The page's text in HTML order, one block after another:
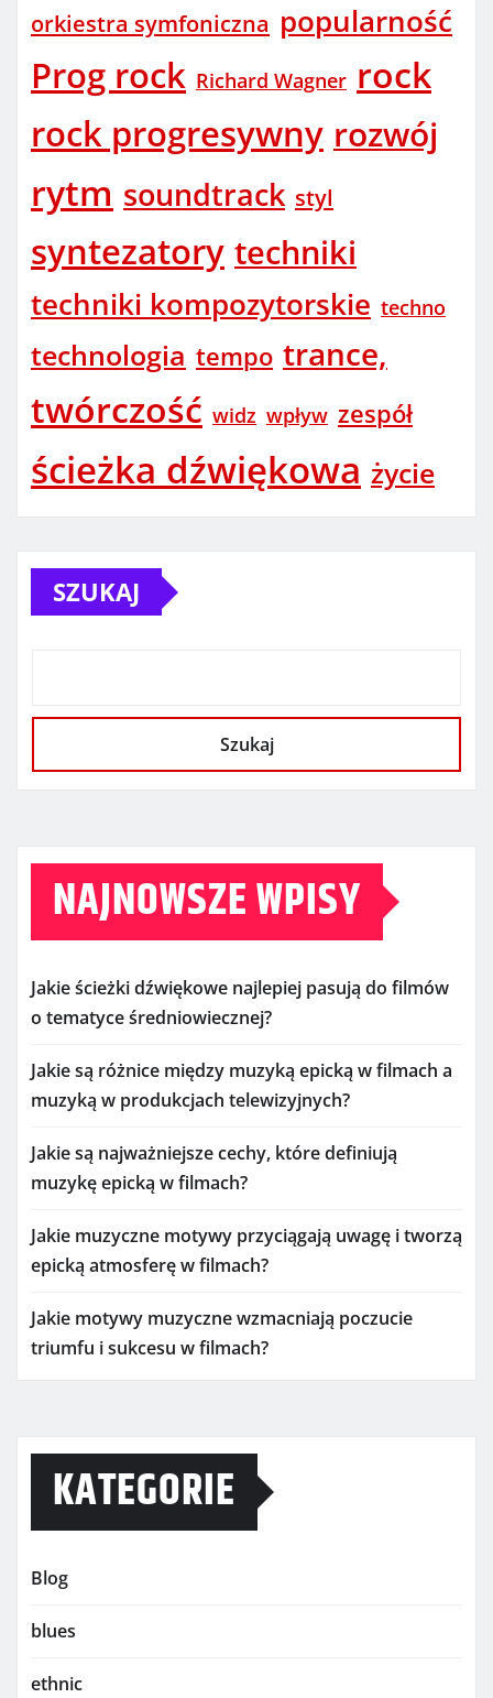
orkiestra symfoniczna popularność
Prog rock Richard Wagner rock
rock progresywny rozwój
rytm soundtrack styl
syntezatory techniki
techniki kompozytorskie techno
technologia tempo trance,
twórczość widz wpływ zespół
ścieżka dźwiękowa życie
SZUKAJ
Szukaj
NAJNOWSZE WPISY
Jakie ścieżki dźwiękowe najlepiej pasują do filmów
o tematyce średniowiecznej?
Jakie są różnice między muzyką epicką w filmach a
muzyką w produkcjach telewizyjnych?
Jakie są najważniejsze cechy, które definiują
muzykę epicką w filmach?
Jakie muzyczne motywy przyciągają uwagę i tworzą
epicką atmosferę w filmach?
Jakie motywy muzyczne wzmacniają poczucie
triumfu i sukcesu w filmach?
KATEGORIE
Blog
blues
ethnic